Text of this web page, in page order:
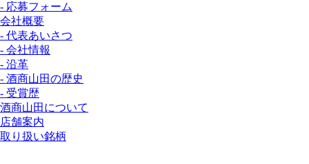
- 応募フォーム
会社概要
- 代表あいさつ
- 会社情報
- 沿革
- 酒商山田の歴史
- 受賞歴
酒商山田について
店舗案内
取り扱い銘柄